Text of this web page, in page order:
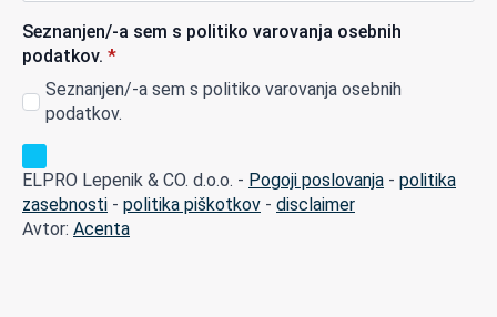
Seznanjen/-a sem s politiko varovanja osebnih
podatkov. *
Seznanjen/-a sem s politiko varovanja osebnih
podatkov.
ELPRO Lepenik & CO. d.o.o. - Pogoji poslovanja - politika
zasebnosti - politika piškotkov - disclaimer
Avtor: Acenta